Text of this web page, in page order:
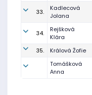
33.
Kadlecová
Jolana
34.
Rejšková
Klára
35. Králová Žofie
Tomášková
Anna